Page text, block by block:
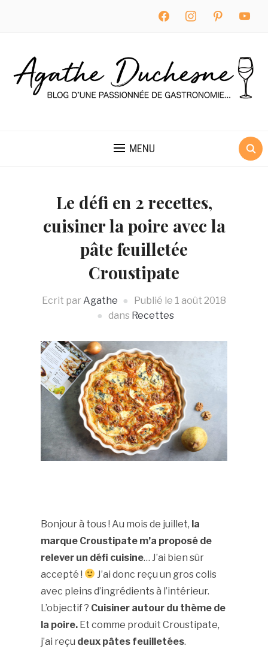
facebook instagram pinterest youtube
MENU
Le défi en 2 recettes,
cuisiner la poire avec la
pâte feuilletée
Croustipate
Ecrit par Agathe Publié le 1 août 2018
dans Recettes
Bonjour à tous ! Au mois de juillet, la
marque Croustipate m’a proposé de
relever un défi cuisine… J’ai bien sûr
accepté !
J’ai donc reçu un gros colis
avec pleins d’ingrédients à l’intérieur.
L’objectif ? Cuisiner autour du thème de
la poire.Et comme produit Croustipate,
j’ai reçu deux pâtes feuilletées.